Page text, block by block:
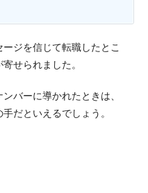
ジを信じて転職したとこ
せられました。
バーに導かれたときは、
だといえるでしょう。